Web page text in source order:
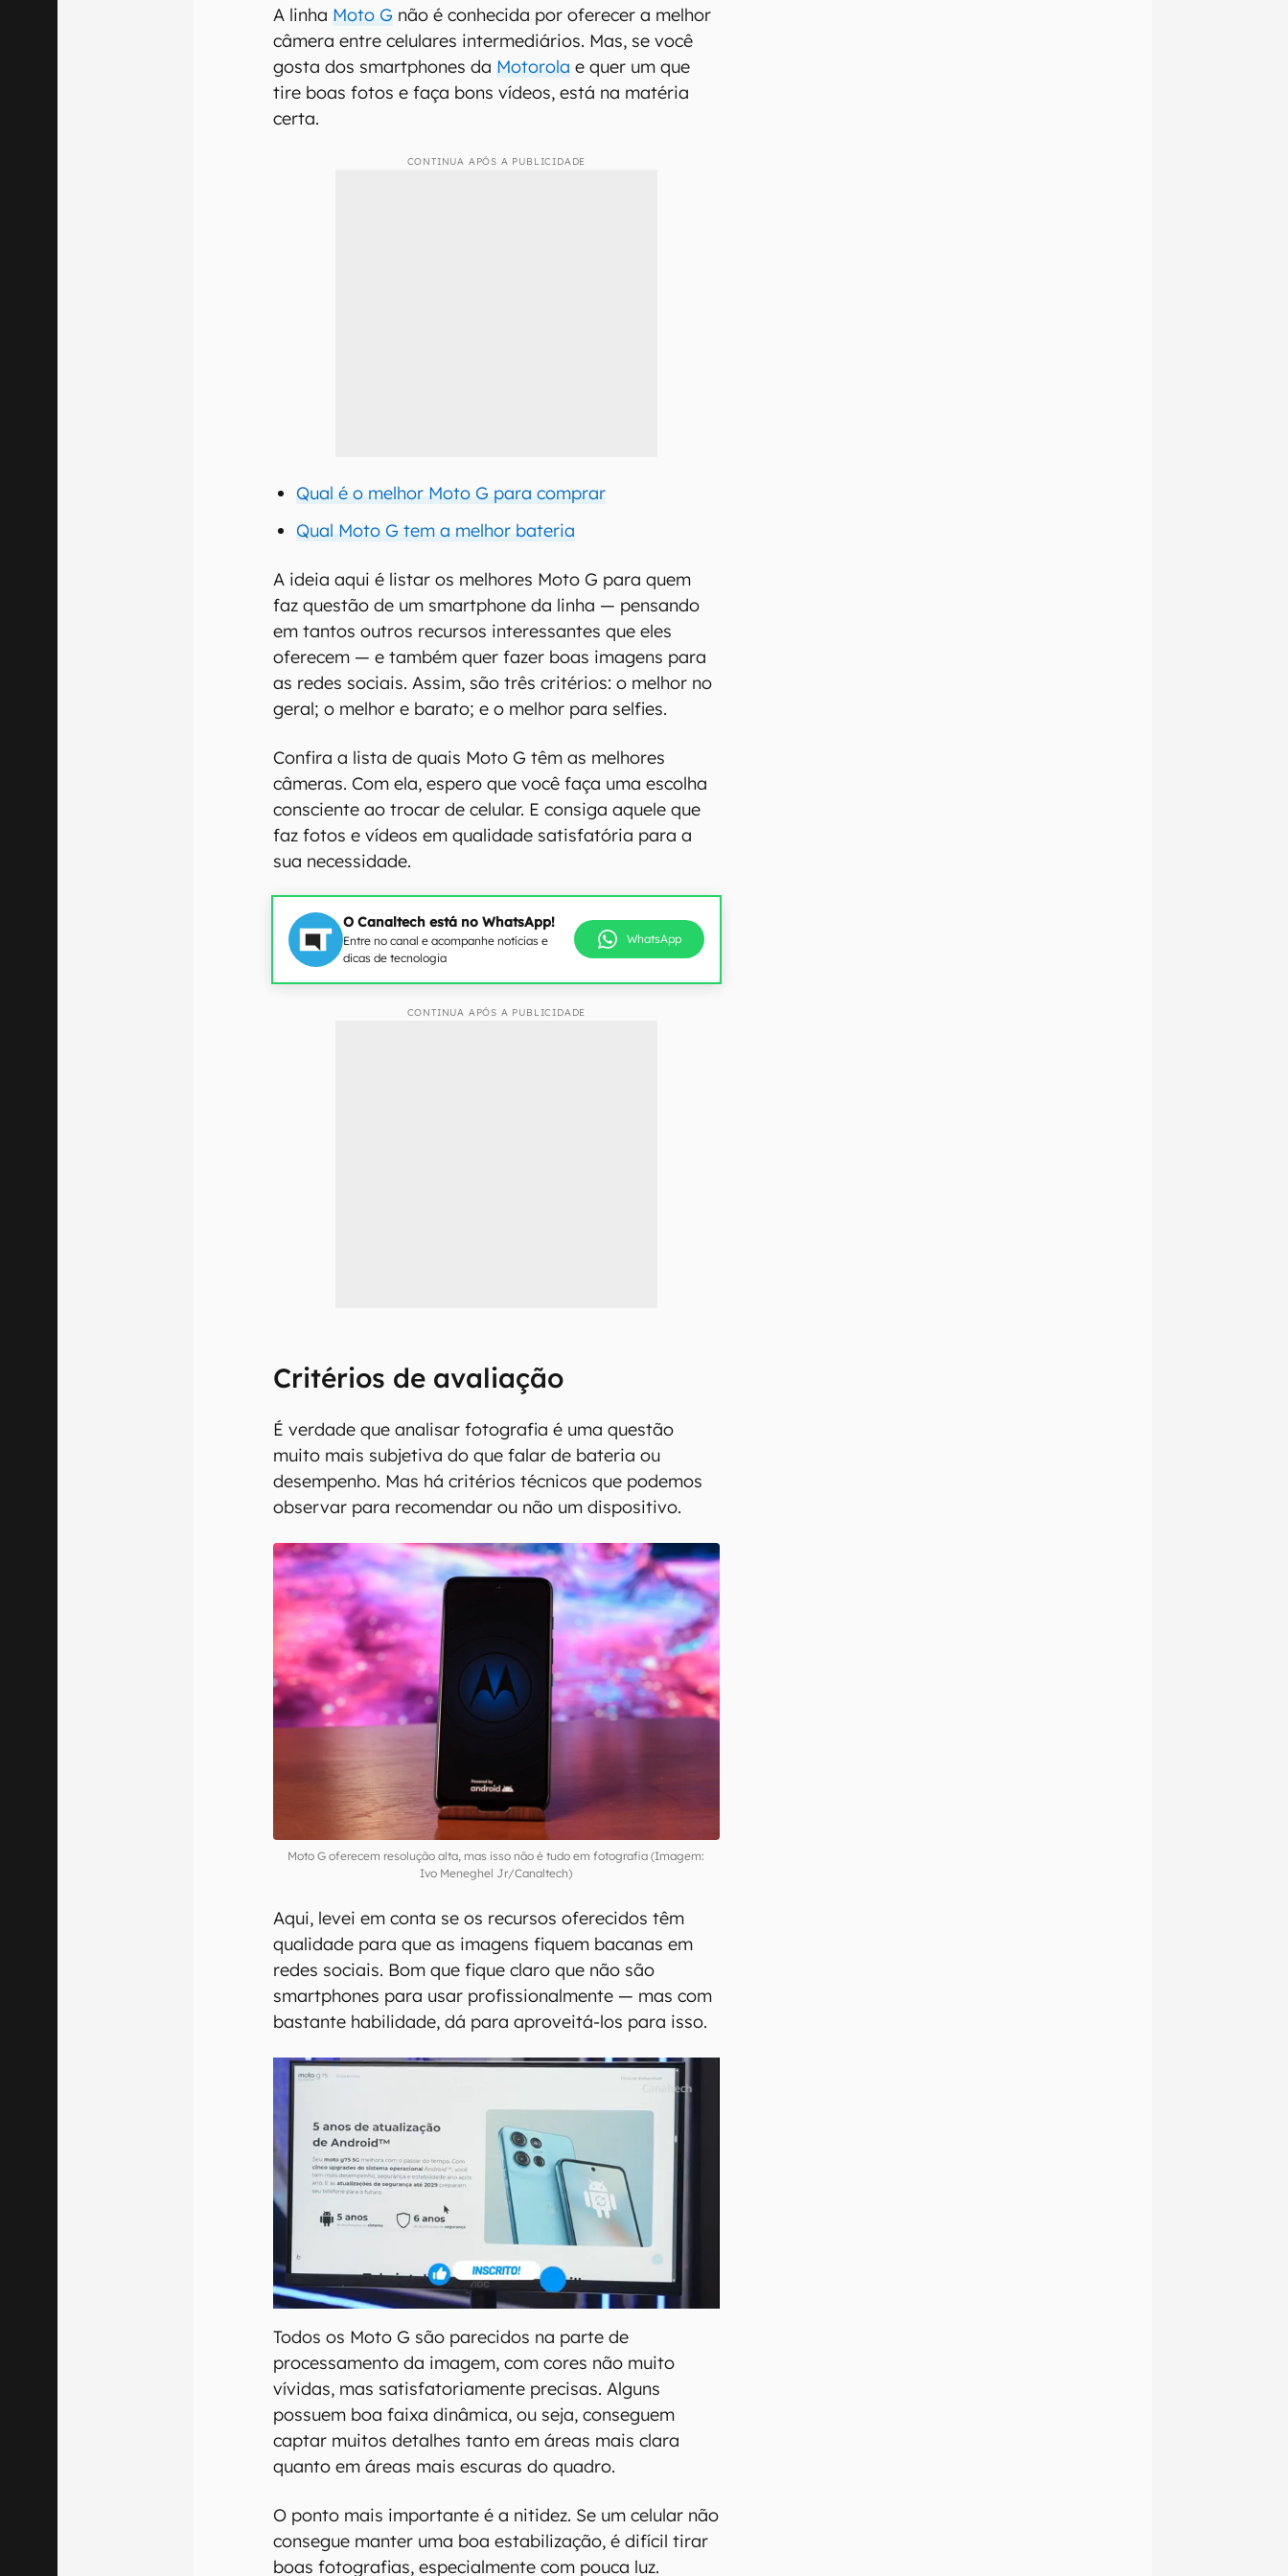
A linha Moto G não é conhecida por oferecer a melhor
câmera entre celulares intermediários. Mas, se você
gosta dos smartphones da Motorola e quer um que
tire boas fotos e faça bons vídeos, está na matéria
certa.
CONTINUA APÓS A PUBLICIDADE
Qual é o melhor Moto G para comprar
Qual Moto G tem a melhor bateria
A ideia aqui é listar os melhores Moto G para quem
faz questão de um smartphone da linha — pensando
em tantos outros recursos interessantes que eles
oferecem — e também quer fazer boas imagens para
as redes sociais. Assim, são três critérios: o melhor no
geral; o melhor e barato; e o melhor para selfies.
Confira a lista de quais Moto G têm as melhores
câmeras. Com ela, espero que você faça uma escolha
consciente ao trocar de celular. E consiga aquele que
faz fotos e vídeos em qualidade satisfatória para a
sua necessidade.
O Canaltech está no WhatsApp!
Entre no canal e acompanhe notícias e
dicas de tecnologia
WhatsApp
CONTINUA APÓS A PUBLICIDADE
Critérios de avaliação
É verdade que analisar fotografia é uma questão
muito mais subjetiva do que falar de bateria ou
desempenho. Mas há critérios técnicos que podemos
observar para recomendar ou não um dispositivo.
Moto G oferecem resolução alta, mas isso não é tudo em fotografia (Imagem:
Ivo Meneghel Jr/Canaltech)
Aqui, levei em conta se os recursos oferecidos têm
qualidade para que as imagens fiquem bacanas em
redes sociais. Bom que fique claro que não são
smartphones para usar profissionalmente — mas com
bastante habilidade, dá para aproveitá-los para isso.
Todos os Moto G são parecidos na parte de
processamento da imagem, com cores não muito
vívidas, mas satisfatoriamente precisas. Alguns
possuem boa faixa dinâmica, ou seja, conseguem
captar muitos detalhes tanto em áreas mais clara
quanto em áreas mais escuras do quadro.
O ponto mais importante é a nitidez. Se um celular não
consegue manter uma boa estabilização, é difícil tirar
boas fotografias, especialmente com pouca luz.